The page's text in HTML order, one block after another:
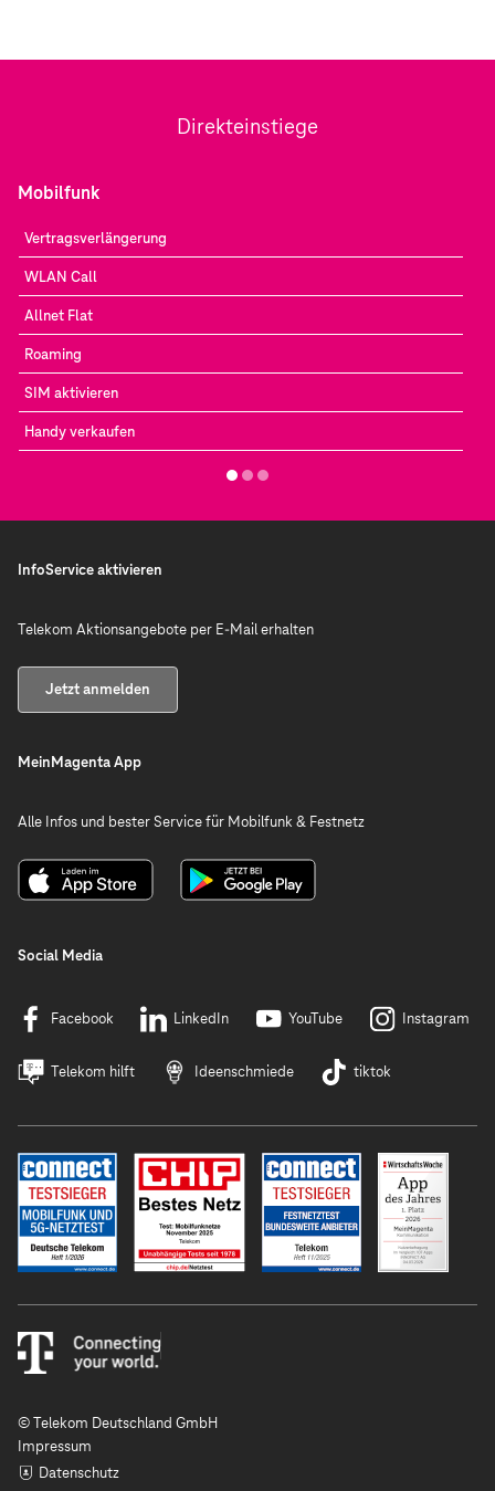
Direkteinstiege
Mobilfunk
Vertragsverlängerung
WLAN Call
Allnet Flat
Roaming
SIM aktivieren
Handy verkaufen
InfoService aktivieren
Telekom Aktionsangebote per E-Mail erhalten
Jetzt anmelden
MeinMagenta App
Alle Infos und bester Service für Mobilfunk & Festnetz
Social Media
Facebook LinkedIn YouTube Instagram
Telekom hilft Ideenschmiede tiktok
© Telekom Deutschland GmbH
Impressum
Datenschutz